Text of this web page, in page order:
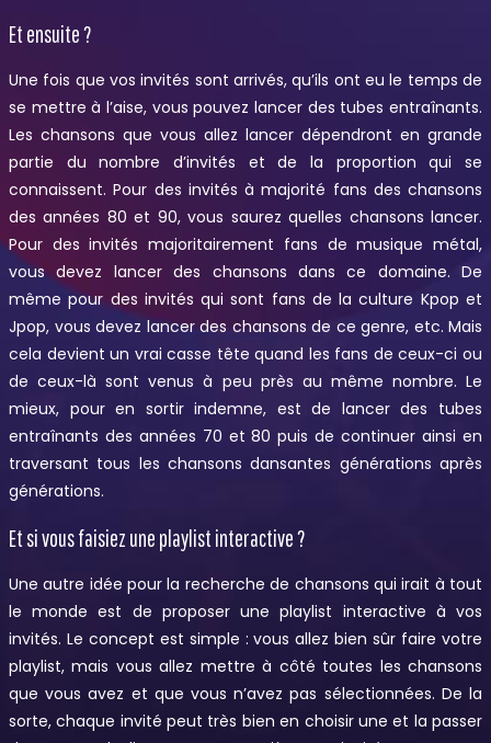
Et ensuite ?
Une fois que vos invités sont arrivés, qu’ils ont eu le temps de
se mettre à l’aise, vous pouvez lancer des tubes entraînants.
Les chansons que vous allez lancer dépendront en grande
partie du nombre d’invités et de la proportion qui se
connaissent. Pour des invités à majorité fans des chansons
des années 80 et 90, vous saurez quelles chansons lancer.
Pour des invités majoritairement fans de musique métal,
vous devez lancer des chansons dans ce domaine. De
même pour des invités qui sont fans de la culture Kpop et
Jpop, vous devez lancer des chansons de ce genre, etc. Mais
cela devient un vrai casse tête quand les fans de ceux-ci ou
de ceux-là sont venus à peu près au même nombre. Le
mieux, pour en sortir indemne, est de lancer des tubes
entraînants des années 70 et 80 puis de continuer ainsi en
traversant tous les chansons dansantes générations après
générations.
Et si vous faisiez une playlist interactive ?
Une autre idée pour la recherche de chansons qui irait à tout
le monde est de proposer une playlist interactive à vos
invités. Le concept est simple : vous allez bien sûr faire votre
playlist, mais vous allez mettre à côté toutes les chansons
que vous avez et que vous n’avez pas sélectionnées. De la
sorte, chaque invité peut très bien en choisir une et la passer